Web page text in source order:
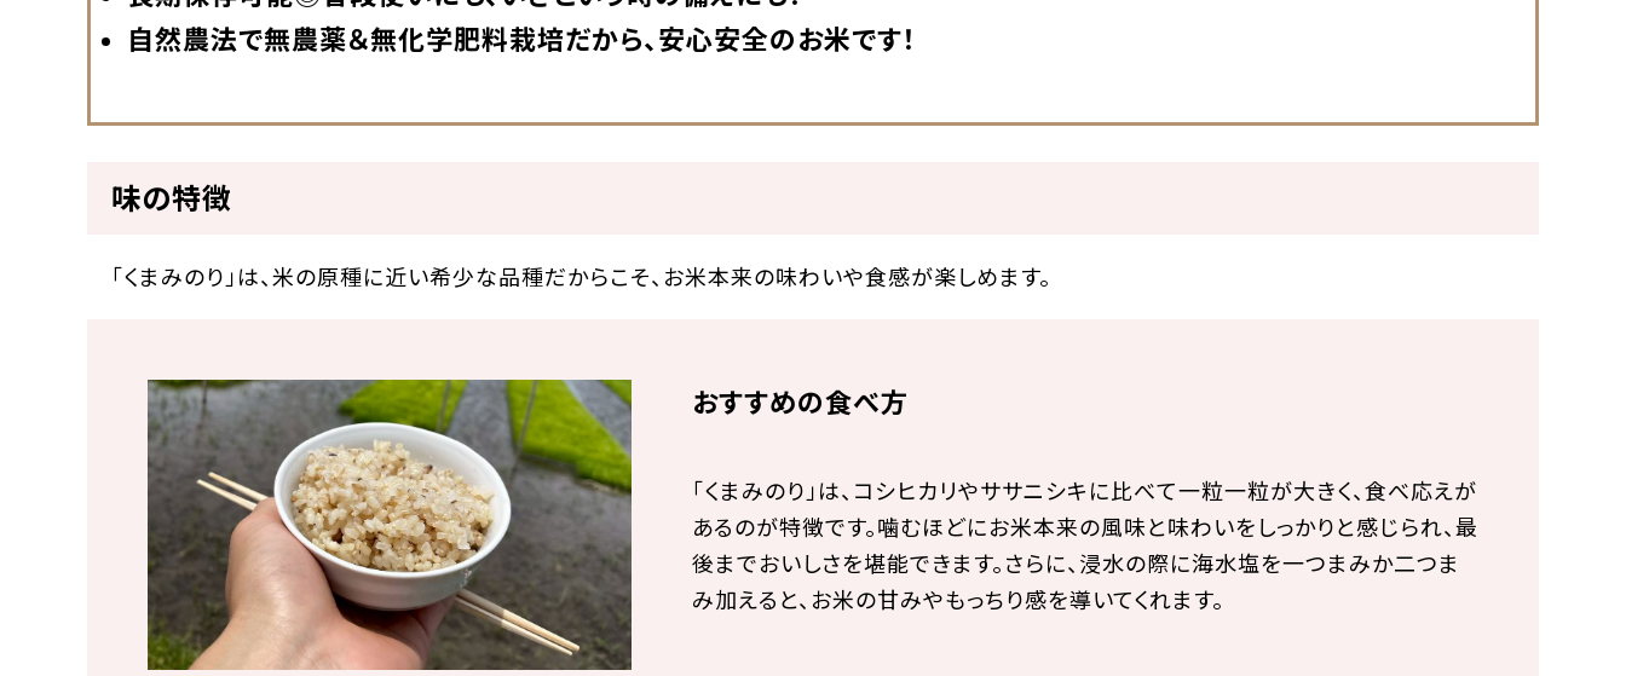
自然農法で無農薬＆無化学肥料栽培だから、安心安全のお米です！
味の特徴
「くまみのり」は、米の原種に近い希少な品種だからこそ、お米本来の味わいや食感が楽しめます。
おすすめの食べ方
「くまみのり」は、コシヒカリやササニシキに比べて一粒一粒が大きく、食べ応えが
あるのが特徴です。噛むほどにお米本来の風味と味わいをしっかりと感じられ、最
後までおいしさを堪能できます。さらに、浸水の際に海水塩を一つまみか二つま
み加えると、お米の甘みやもっちり感を導いてくれます。